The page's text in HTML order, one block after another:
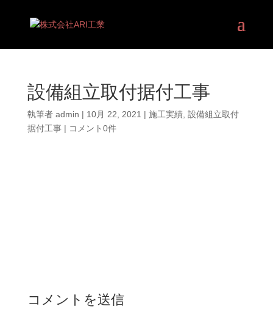
設備組立取付据付工事
執筆者 admin | 10月 22, 2021 | 施工実績, 設備組立取付
据付工事| コメント0件
コメントを送信